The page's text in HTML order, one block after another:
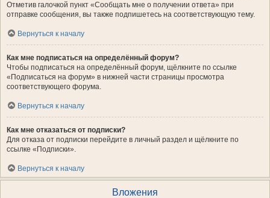
Отметив галочкой пункт «Сообщать мне о получении ответа» при
отправке сообщения, вы также подпишетесь на соответствующую тему.
Вернуться к началу
Как мне подписаться на определённый форум?
Чтобы подписаться на определённый форум, щёлкните по ссылке
«Подписаться на форум» в нижней части страницы просмотра
соответствующего форума.
Вернуться к началу
Как мне отказаться от подписки?
Для отказа от подписки перейдите в личный раздел и щёлкните по
ссылке «Подписки».
Вернуться к началу
Вложения